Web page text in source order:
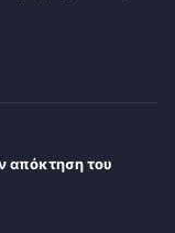
απόκτηση του